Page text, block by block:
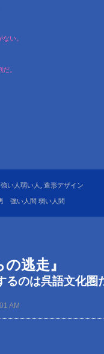
い。
。
い人弱い人 造形デザイン
強い人間 弱い人間
逃走』
るのは呉語文化
AM